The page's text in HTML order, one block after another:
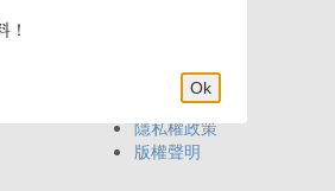
網站導覽
隱私權政策
版權聲明
！
Ok